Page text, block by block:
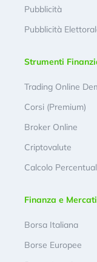
Pubblicità
Pubblicità
Strumenti
Trading Online
Corsi (Premium)
Broker Online
Criptovalute
Calcolo
Finanza e Mercati
Borsa Italiana
Borse Europee